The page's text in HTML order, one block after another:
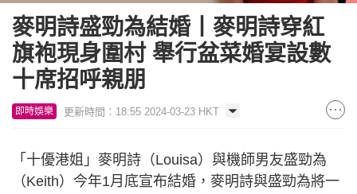
麥明詩盛勁為結婚丨麥明詩穿紅
旗袍現身圍村 舉行盆菜婚宴設數
十席招呼親朋
即時娛樂 更新時間：18:55 2024-03-23 HKT
「十優港姐」麥明詩（Louisa）與機師男友盛勁為
（Keith）今年1月底宣布結婚，麥明詩與盛勁為將一